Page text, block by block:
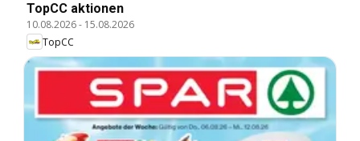
TopCC aktionen
10.08.2026- 15.08.2026
TopCC